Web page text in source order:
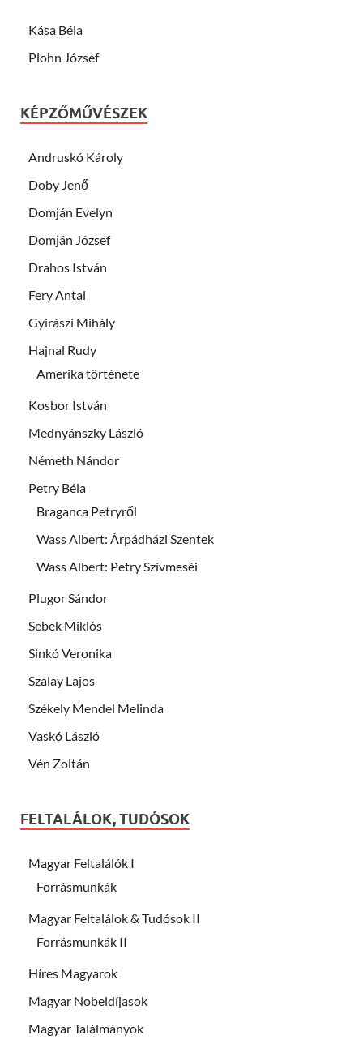
Kása Béla
Plohn József
KÉPZŐMŰVÉSZEK
Andruskó Károly
Doby Jenő
Domján Evelyn
Domján József
Drahos István
Fery Antal
Gyirászi Mihály
Hajnal Rudy
Amerika története
Kosbor István
Mednyánszky László
Németh Nándor
Petry Béla
Braganca Petryről
Wass Albert: Árpádházi Szentek
Wass Albert: Petry Szívmeséi
Plugor Sándor
Sebek Miklós
Sinkó Veronika
Szalay Lajos
Székely Mendel Melinda
Vaskó László
Vén Zoltán
FELTALÁLOK, TUDÓSOK
Magyar Feltalálók I
Forrásmunkák
Magyar Feltalálok & Tudósok II
Forrásmunkák II
Híres Magyarok
Magyar Nobeldíjasok
Magyar Találmányok